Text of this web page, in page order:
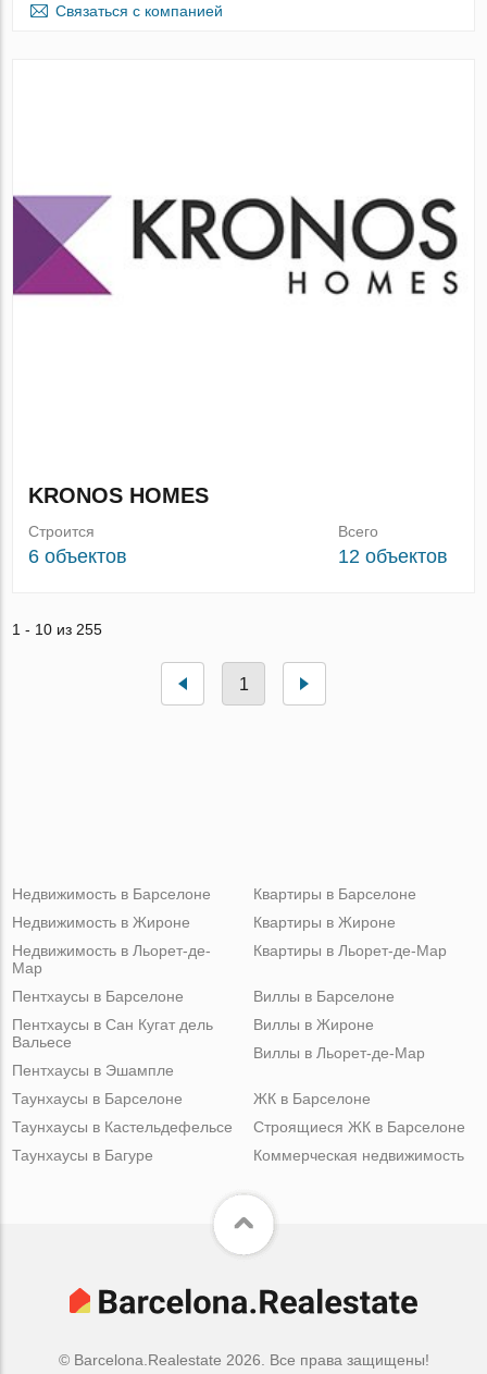
Связаться с компанией
KRONOS HOMES
Строится
6 объектов
Всего
12 объектов
1 - 10 из 255
1
Недвижимость в Барселоне
Недвижимость в Жироне
Недвижимость в Льорет-де-
Мар
Квартиры в Барселоне
Квартиры в Жироне
Квартиры в Льорет-де-Мар
Пентхаусы в Барселоне
Пентхаусы в Сан Кугат дель
Вальесе
Пентхаусы в Эшампле
Виллы в Барселоне
Виллы в Жироне
Виллы в Льорет-де-Мар
Таунхаусы в Барселоне
Таунхаусы в Кастельдефельсе
Таунхаусы в Багуре
ЖК в Барселоне
Строящиеся ЖК в Барселоне
Коммерческая недвижимость
© Barcelona.Realestate 2026. Все права защищены!